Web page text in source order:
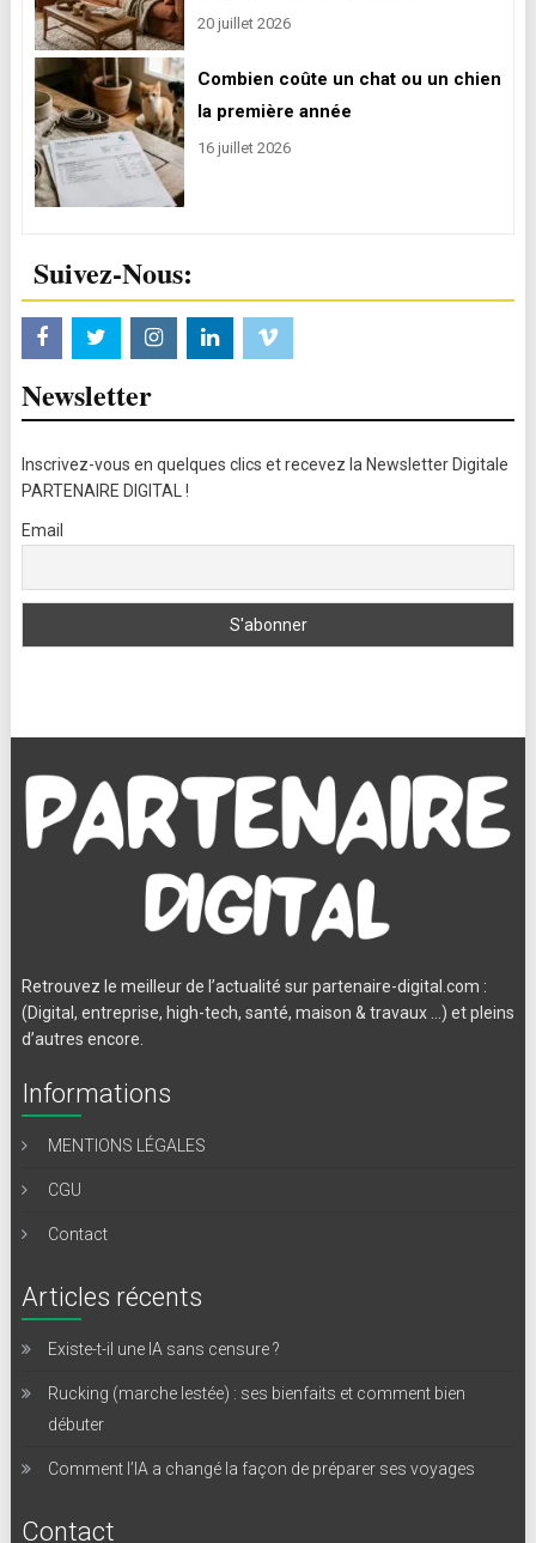
20 juillet 2026
Combien coûte un chat ou un chien
la première année
16 juillet 2026
Suivez-Nous:
Newsletter
Inscrivez-vous en quelques clics et recevez la Newsletter Digitale
PARTENAIRE DIGITAL !
Email
Retrouvez le meilleur de l’actualité sur partenaire-digital.com :
(Digital, entreprise, high-tech, santé, maison & travaux …) et pleins
d’autres encore.
Informations
MENTIONS LÉGALES
CGU
Contact
Articles récents
Existe-t-il une IA sans censure ?
Rucking (marche lestée) : ses bienfaits et comment bien
débuter
Comment l’IA a changé la façon de préparer ses voyages
Contact